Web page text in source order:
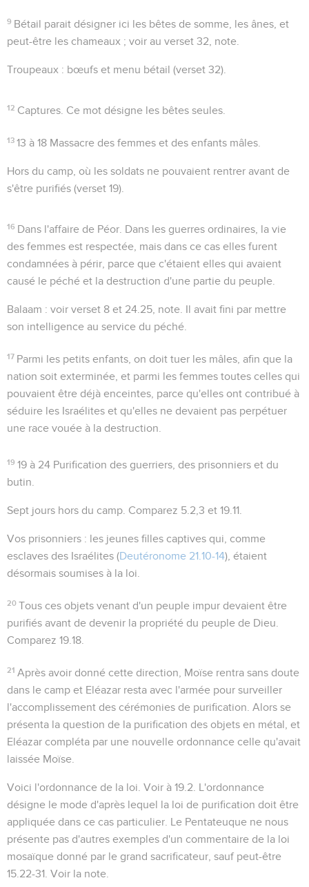
9 Bétail parait désigner ici les bêtes de somme , les ânes, et
peut-être les chameaux ; voir au verset 32, note.
Troupeaux : bœufs et menu bétail (verset 32).
12 Captures . Ce mot désigne les bêtes seules.
13 13 à 18 Massacre des femmes et des enfants mâles.
Hors du camp , où les soldats ne pouvaient rentrer avant de
s'être purifiés (verset 19).
16 Dans l'affaire de Péor . Dans les guerres ordinaires, la vie
des femmes est respectée, mais dans ce cas elles furent
condamnées à périr, parce que c'étaient elles qui avaient
causé le péché et la destruction d'une partie du peuple.
Balaam : voir verset 8 et 24.25 , note. Il avait fini par mettre
son intelligence au service du péché.
17 Parmi les petits enfants, on doit tuer les mâles, afin que la
nation soit exterminée, et parmi les femmes toutes celles qui
pouvaient être déjà enceintes, parce qu'elles ont contribué à
séduire les Israélites et qu'elles ne devaient pas perpétuer
une race vouée à la destruction.
19 19 à 24 Purification des guerriers, des prisonniers et du
butin.
Sept jours hors du camp . Comparez 5.2,3 et 19.11
Vos prisonniers : les jeunes filles captives qui, comme
esclaves des Israélites (Deutéronome 21.10-14), étaient
désormais soumises à la loi.
20 Tous ces objets venant d'un peuple impur devaient être
purifiés avant de devenir la propriété du peuple de Dieu.
Comparez 19.18
21 Après avoir donné cette direction, Moïse rentra sans doute
dans le camp et Eléazar resta avec l'armée pour surveiller
l'accomplissement des cérémonies de purification. Alors se
présenta la question de la purification des objets en métal, et
Eléazar compléta par une nouvelle ordonnance celle qu'avait
laissée Moïse.
Voici l'ordonnance de la loi . Voir à 19.2 . L'ordonnance
désigne le mode d'après lequel la loi de purification doit être
appliquée dans ce cas particulier. Le Pentateuque ne nous
présente pas d'autres exemples d'un commentaire de la loi
mosaïque donné par le grand sacrificateur, sauf peut-être
15.22-31 . Voir la note.